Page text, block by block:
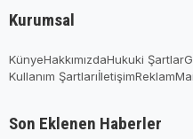
Kurumsal
KünyeHakkımızdaHukuki Şartlar
Kullanım ŞartlarıİletişimReklam
Son Eklenen Haberler